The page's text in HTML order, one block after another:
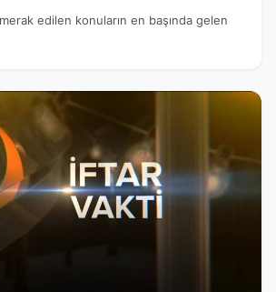
edilen konuların en başında gelen